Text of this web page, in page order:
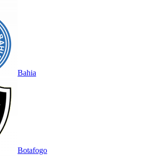
Bahia
Botafogo